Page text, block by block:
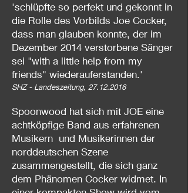
'schlüpfte so perfekt und gekonnt in
die Rolle des Vorbilds Joe Cocker,
dass man glauben konnte, der im
Dezember 2014 verstorbene Sänger
sei "with a little help from my
friends" wiederauferstanden.'
SHZ - Landeszeitung, 27.12.2016
Spoonwood hat sich mit JOE eine
achtköpfige Band aus erfahrenen
Musikern und Musikerinnen der
norddeutschen Szene
zusammengestellt, die sich ganz
dem Phänomen Cocker widmet. In